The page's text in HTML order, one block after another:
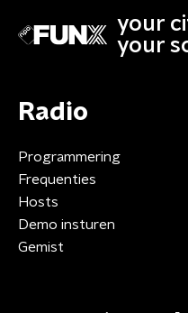
your
your
Radio
Programmering
Frequenties
Hosts
Demo insturen
Gemist